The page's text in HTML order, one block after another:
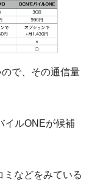
で、その通信量
イルONEが候補
ミなどをみている